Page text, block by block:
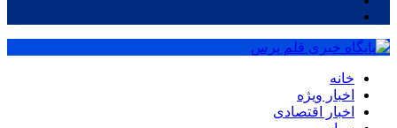
خانه
اخبار ویژه
اخبار اقتصادی